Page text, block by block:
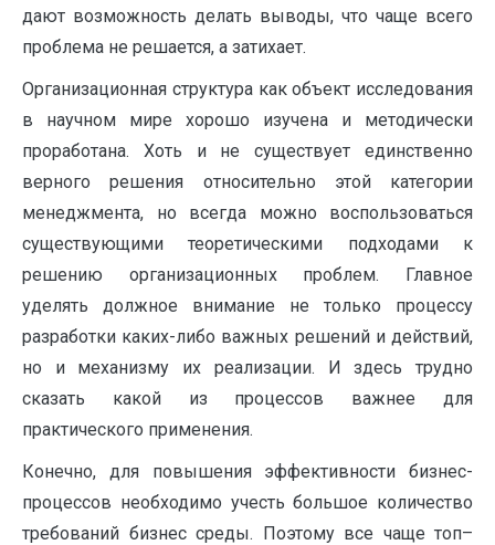
дают возможность делать выводы, что чаще всего
проблема не решается, а затихает.
Организационная структура как объект исследования
в научном мире хорошо изучена и методически
проработана. Хоть и не существует единственно
верного решения относительно этой категории
менеджмента, но всегда можно воспользоваться
существующими теоретическими подходами к
решению организационных проблем. Главное
уделять должное внимание не только процессу
разработки каких-либо важных решений и действий,
но и механизму их реализации. И здесь трудно
сказать какой из процессов важнее для
практического применения.
Конечно, для повышения эффективности бизнес-
процессов необходимо учесть большое количество
требований бизнес среды. Поэтому все чаще топ–